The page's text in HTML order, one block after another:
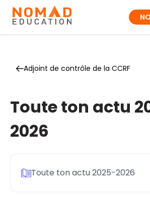
Adjoint de contrôle de la CCRF
Toute ton actu
2026
Toute ton actu 2025-2026